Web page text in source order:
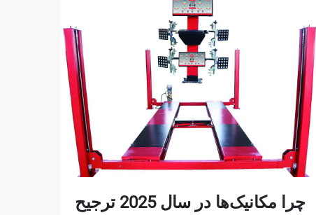
چرا مکانیک‌ها در سال 2025 ترجیح